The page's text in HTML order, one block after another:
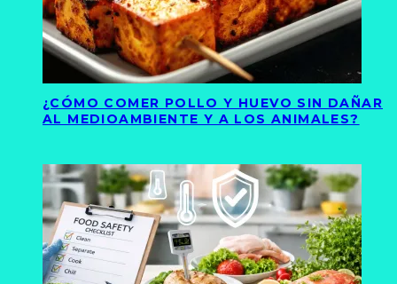
¿CÓMO COMER POLLO Y HUEVO SIN DAÑAR
AL MEDIOAMBIENTE Y A LOS ANIMALES?